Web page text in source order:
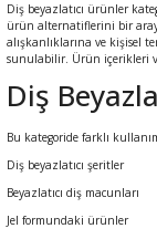
Ürünleri
Bakım Setleri
Ürün ve Gereçleri
Diş beyazlatıcı ürünler
ürün alternatiflerini bir
alışkanlıklarına ve kişisel
sunulabilir. Ürün içerikleri
Diş
Bu kategoride farklı
Diş beyazlatıcı şeritler
Beyazlatıcı diş macunları
Jel formundaki ürünler